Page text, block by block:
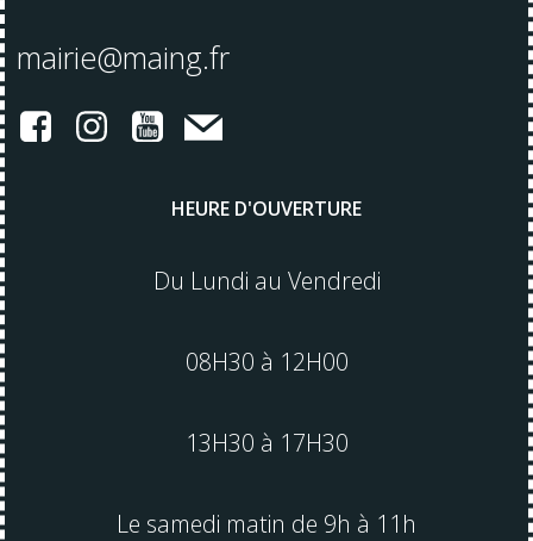
mairie@maing.fr
HEURE D'OUVERTURE
Du Lundi au Vendredi
08H30 à 12H00
13H30 à 17H30
Le samedi matin de 9h à 11h